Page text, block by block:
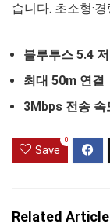
습니다. 초소형·
블루투스 5.4
최대 50m 연결
3Mbps 전송 속
Save
0
Related